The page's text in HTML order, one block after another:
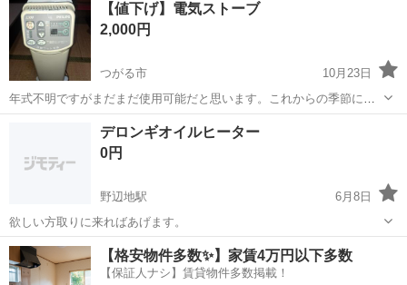
【値下げ】電気ストーブ
2,000円
つがる市
10月23日
年式不明ですがまだまだ使用可能だと思います。これからの季節にい
かがですか。つがる市 季節、空調家電
デロンギオイルヒーター
0円
野辺地駅
6月8日
欲しい方取りに来ればあげます。
青森 上北郡 野辺地駅 季節、空調家電 デロンギ
【格安物件多数✨】家賃4万円以下多数
【保証人ナシ】賃貸物件多数掲載！